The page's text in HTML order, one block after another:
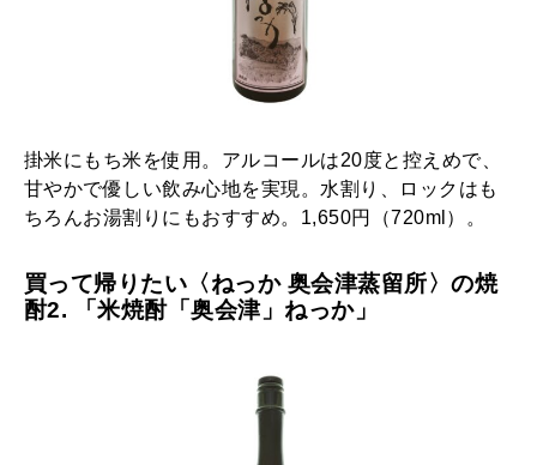
掛米にもち米を使用。アルコールは20度と控えめで、
甘やかで優しい飲み心地を実現。水割り、ロックはも
ちろんお湯割りにもおすすめ。1,650円（720ml）。
買って帰りたい〈ねっか 奥会津蒸留所〉の焼
酎2. 「米焼酎「奥会津」ねっか」